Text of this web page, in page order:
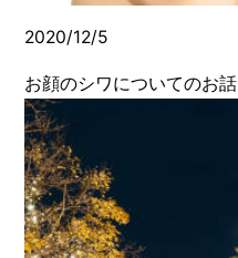
2020/12/5
お顔のシワについてのお話